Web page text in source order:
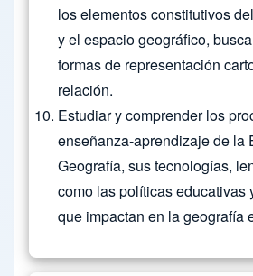
los elementos constitutivos
y el espacio geográfico,
formas de representación
relación.
Estudiar y comprender los
enseñanza-aprendizaje de la
Geografía, sus tecnologías,
como las políticas educativas
que impactan en la geografía